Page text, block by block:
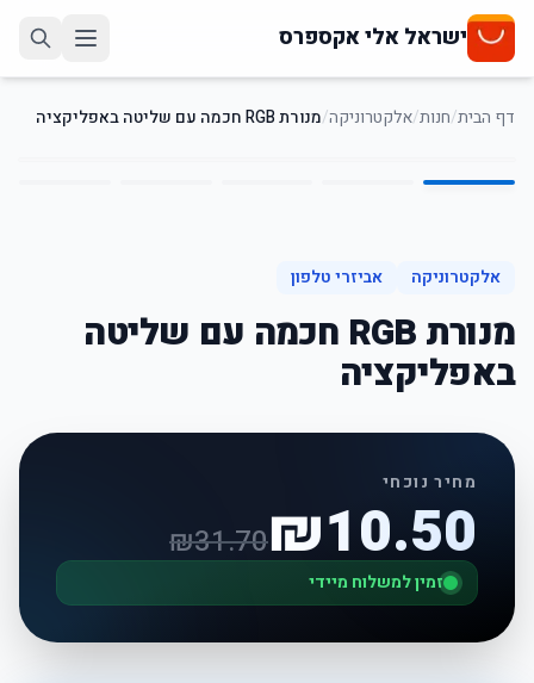
ישראל אלי אקספרס
דף הבית/חנות/אלקטרוניקה/מנורת RGB חכמה עם שליטה באפליקציה1
/
5
אלקטרוניקה אביזרי טלפון
מנורת RGB חכמה עם שליטה
באפליקציה
מחיר נוכחי
₪10.50
₪31.70
זמין למשלוח מיידי